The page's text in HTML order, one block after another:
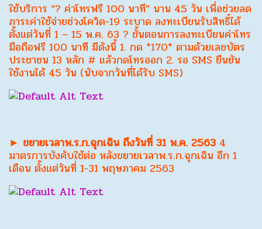
ใช้บริการ “? ค่าโทรฟรี 100 นาที” นาน 45 วัน เพื่อช่วยลด
ภาระค่าใช้จ่ายช่วงโควิด-19 ระบาด ลงทะเบียนรับสิทธิ์ได้
ตั้งแต่วันที่ 1 – 15 พ.ค. 63 ? ขั้นตอนการลงทะเบียนค่าโทร
มือถือฟรี 100 นาที มีดังนี้ 1. กด *170* ตามด้วยเลขบัตร
ประชาชน 13 หลัก # แล้วกดโทรออก 2. รอ SMS ยืนยัน
ใช้งานได้ 45 วัน (นับจากวันที่ได้รับ SMS)
► ขยายเวลาพ.ร.ก.ฉุกเฉิน ถึงวันที่ 31 พ.ค. 2563 4
มาตรการบังคับใช้ต่อ หลังขยายเวลาพ.ร.ก.ฉุกเฉิน อีก 1
เดือน ตั้งแต่วันที่ 1-31 พฤษภาคม 2563